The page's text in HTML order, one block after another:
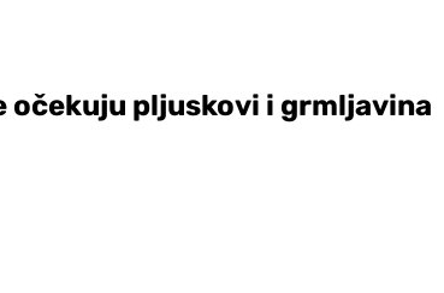
očekuju pljuskovi i grmljavina